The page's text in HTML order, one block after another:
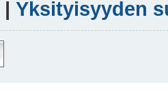
| Yksityisyyden